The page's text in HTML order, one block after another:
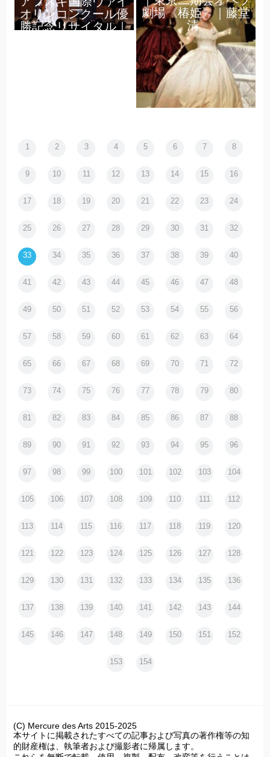
オリンコンクール優
勝記念リサイタル｜
劇場《椿姫》｜藤堂
清
1 2 3 4 5 6 7 8
9 10 11 12 13 14 15 16
17 18 19 20 21 22 23 24
25 26 27 28 29 30 31 32
33 34 35 36 37 38 39 40
41 42 43 44 45 46 47 48
49 50 51 52 53 54 55 56
57 58 59 60 61 62 63 64
65 66 67 68 69 70 71 72
73 74 75 76 77 78 79 80
81 82 83 84 85 86 87 88
89 90 91 92 93 94 95 96
97 98 99 100 101 102 103 104
105 106 107 108 109 110 111 112
113 114 115 116 117 118 119 120
121 122 123 124 125 126 127 128
129 130 131 132 133 134 135 136
137 138 139 140 141 142 143 144
145 146 147 148 149 150 151 152
153 154
(C) Mercure des Arts 2015-2025
本サイトに掲載されたすべての記事および写真の著作権等の知
的財産権は、執筆者および撮影者に帰属します。